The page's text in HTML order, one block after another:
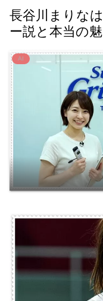
長谷川まりな
ー説と本当の
AI